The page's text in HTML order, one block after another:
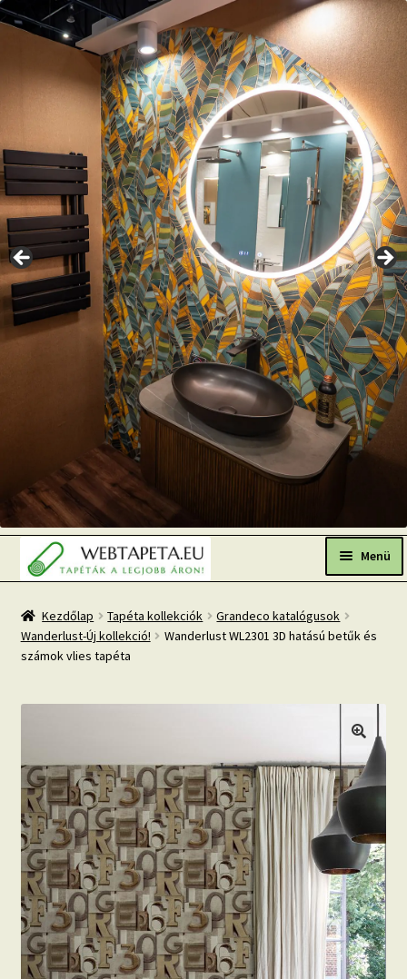
Ugrás
a
navigációhoz
Kilépés
a
tartalomba Menü
Népszerű tapéták
Tapétázási tanácsok
Beton hatású tapéták
Kapcsolat
Kezdőlap Tapéta kollekciók
Grandeco katalógusok
Wanderlust-Új kollekció!
Wanderlust WL2301 3D hatású betűk és
számok vlies tapéta